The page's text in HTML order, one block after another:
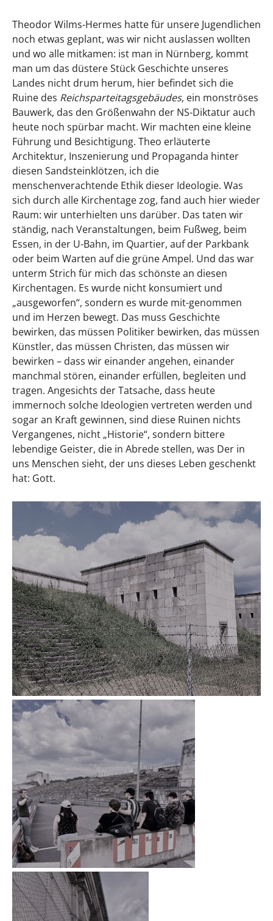
Theodor Wilms-Hermes hatte für unsere Jugendlichen
noch etwas geplant, was wir nicht auslassen wollten
und wo alle mitkamen: ist man in Nürnberg, kommt
man um das düstere Stück Geschichte unseres
Landes nicht drum herum, hier befindet sich die
Ruine des Reichsparteitagsgebäudes, ein monströses
Bauwerk, das den Größenwahn der NS-Diktatur auch
heute noch spürbar macht. Wir machten eine kleine
Führung und Besichtigung. Theo erläuterte
Architektur, Inszenierung und Propaganda hinter
diesen Sandsteinklötzen, ich die
menschenverachtende Ethik dieser Ideologie. Was
sich durch alle Kirchentage zog, fand auch hier wieder
Raum: wir unterhielten uns darüber. Das taten wir
ständig, nach Veranstaltungen, beim Fußweg, beim
Essen, in der U-Bahn, im Quartier, auf der Parkbank
oder beim Warten auf die grüne Ampel. Und das war
unterm Strich für mich das schönste an diesen
Kirchentagen. Es wurde nicht konsumiert und
„ausgeworfen“, sondern es wurde mit-genommen
und im Herzen bewegt. Das muss Geschichte
bewirken, das müssen Politiker bewirken, das müssen
Künstler, das müssen Christen, das müssen wir
bewirken – dass wir einander angehen, einander
manchmal stören, einander erfüllen, begleiten und
tragen. Angesichts der Tatsache, dass heute
immernoch solche Ideologien vertreten werden und
sogar an Kraft gewinnen, sind diese Ruinen nichts
Vergangenes, nicht „Historie“, sondern bittere
lebendige Geister, die in Abrede stellen, was Der in
uns Menschen sieht, der uns dieses Leben geschenkt
hat: Gott.